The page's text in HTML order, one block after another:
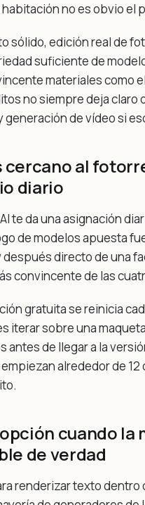
no es obvio el
sólido, edición real de
suficiente de
materiales como
no siempre deja claro
generación de vídeo si
cercano al
diario
te da una asignación
de modelos apuesta
directo de una
convincente de las
gratuita se reinicia
iterar sobre una
antes de llegar a la
alrededor de 12
cuando la
de verdad
renderizar texto dentro